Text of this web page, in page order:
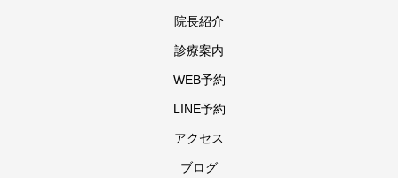
院長紹介
診療案内
WEB予約
LINE予約
アクセス
ブログ